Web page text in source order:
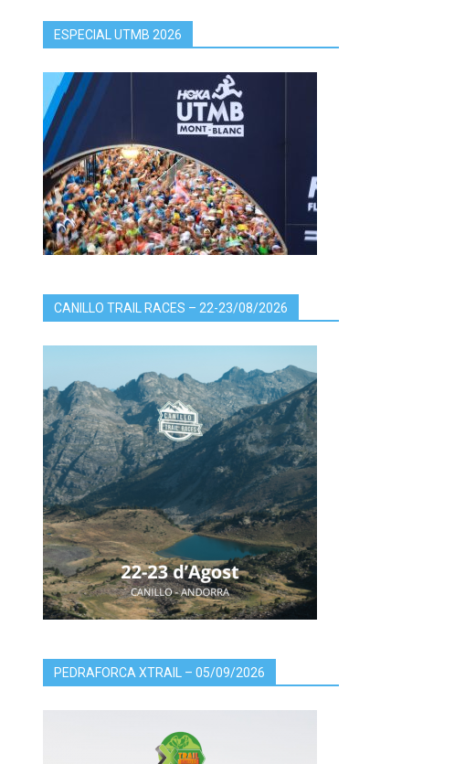
ESPECIAL UTMB 2026
CANILLO TRAIL RACES – 22-23/08/2026
PEDRAFORCA XTRAIL – 05/09/2026